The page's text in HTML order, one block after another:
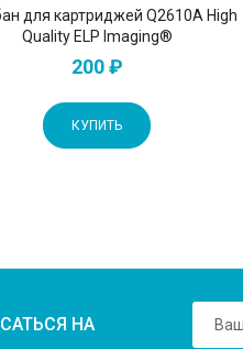
для картриджей Q2610A High
Quality ELP Imaging®
200 ₽
КУПИТЬ
НА